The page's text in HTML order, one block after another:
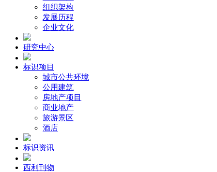
组织架构
发展历程
企业文化
研究中心
标识项目
城市公共环境
公用建筑
房地产项目
商业地产
旅游景区
酒店
标识资讯
西利刊物